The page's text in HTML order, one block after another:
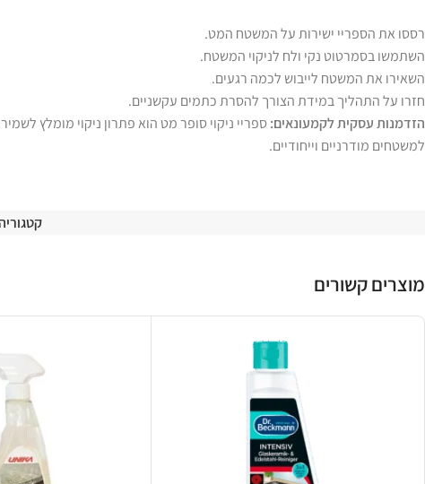
רססו את הספריי ישירות על המשטח המט.
השתמשו בסמרטוט נקי ולח לניקוי המשטח.
השאירו את המשטח לייבוש לכמה רגעים.
חזרו על התהליך במידת הצורך להסרת כתמים עקשניים.
הזדמנות עסקית לקמעונאים:ספריי ניקוי סופר מט הוא פתרון ניקוי מומלץ
למשטחים מודרניים וייחודיים.
מוצרים קשורים